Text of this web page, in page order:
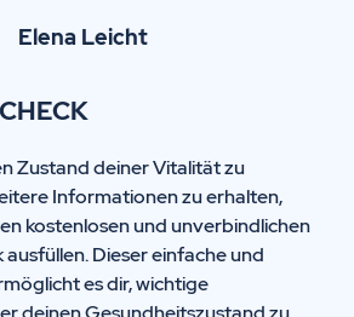
Elena Leicht
Zustand deiner Vitalität zu
Informationen zu erhalten,
kostenlosen und unverbindlichen
Dieser einfache und
es dir, wichtige